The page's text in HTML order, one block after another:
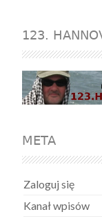
123.
META
Zaloguj się
Kanał wpisów